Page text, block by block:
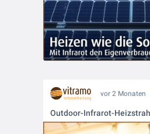
vor 2 Monaten